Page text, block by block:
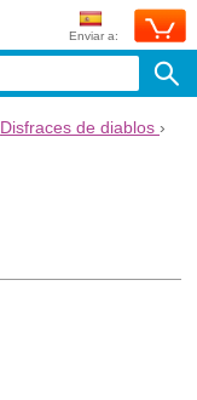
Enviar a:
Disfraces de diablos ›